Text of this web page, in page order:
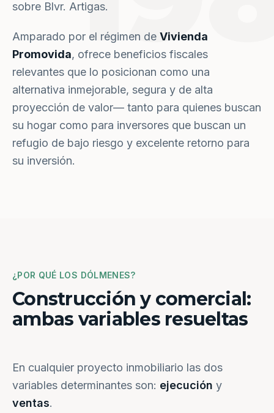
sobre Blvr. Artigas.
Amparado por el régimen de Vivienda
Promovida, ofrece beneficios fiscales
relevantes que lo posicionan como una
alternativa inmejorable, segura y de alta
proyección de valor— tanto para quienes buscan
su hogar como para inversores que buscan un
refugio de bajo riesgo y excelente retorno para
su inversión.
¿POR QUÉ LOS DÓLMENES?
Construcción y comercial:
ambas variables resueltas
En cualquier proyecto inmobiliario las dos
variables determinantes son: ejecución y
ventas.